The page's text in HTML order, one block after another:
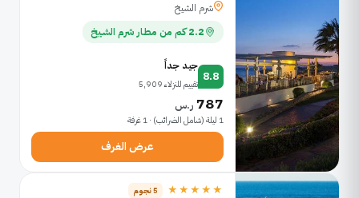
شرم الشيخ
2.2 كم من مطار شرم الشيخ
8.8
جيد جداً
تقييم للنزلاء 5,909
787 ر.س
1 ليلة (شامل الضرائب) · 1 غرفة
عرض الغرف
★★★★★ 5 نجوم